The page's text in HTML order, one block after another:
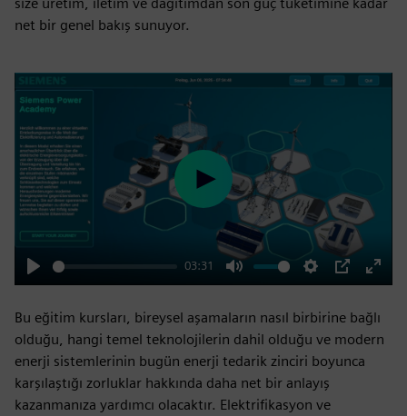
net bir genel bakış sunuyor.
Play
03:31
Mute Settings
PIP
Enter
Play
Bu eğitim kursları, bireysel aşamaların nasıl birbirine bağlı
olduğu, hangi temel teknolojilerin dahil olduğu ve modern
enerji sistemlerinin bugün enerji tedarik zinciri boyunca
karşılaştığı zorluklar hakkında daha net bir anlayış
kazanmanıza yardımcı olacaktır. Elektrifikasyon ve